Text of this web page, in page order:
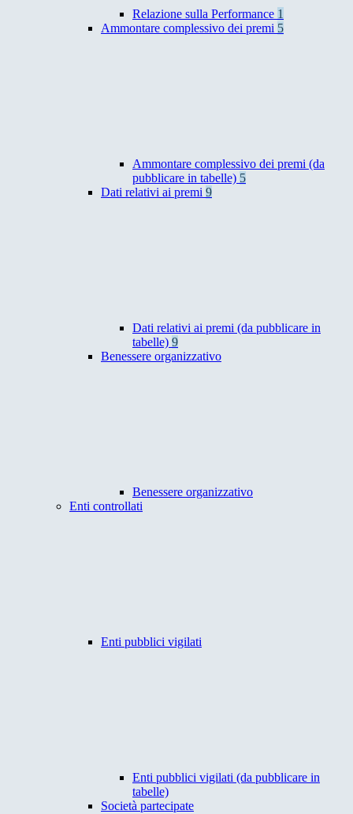
Relazione sulla Performance 1
Ammontare complessivo dei premi 5
Ammontare complessivo dei premi (da
pubblicare in tabelle) 5
Dati relativi ai premi 9
Dati relativi ai premi (da pubblicare in
tabelle) 9
Benessere organizzativo
Benessere organizzativo
Enti controllati
Enti pubblici vigilati
Enti pubblici vigilati (da pubblicare in
tabelle)
Società partecipate